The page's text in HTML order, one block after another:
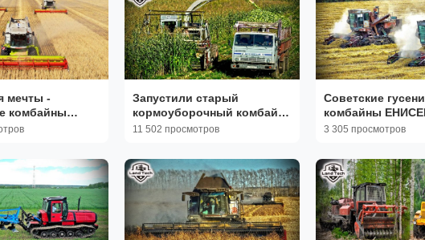
мечты -
комбайны
570 на
Запустили старый
кормоуборочный комбайн
КСК-100А на уборку
11 502 просмотров
Советские
комбайны
ещё в строю!
3 305 просмотров